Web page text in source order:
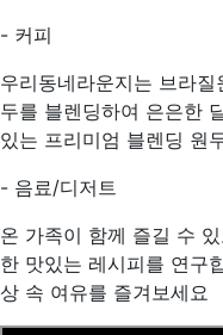
- 커피
우리동네라운지는 브라
두를 블렌딩하여 은은한
있는 프리미엄 블렌딩 원
- 음료/디저트
온 가족이 함께 즐길 수
한 맛있는 레시피를 연구
상 속 여유를 즐겨보세요